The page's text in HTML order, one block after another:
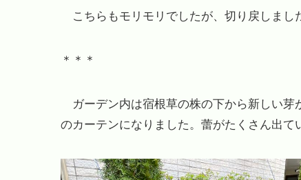
こちらもモリモリでしたが、切り戻しまし
＊＊＊
ガーデン内は宿根草の株の下から新しい芽
のカーテンになりました。蕾がたくさん出て